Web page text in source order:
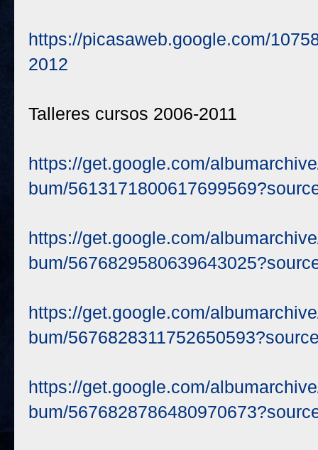
https://picasaweb.google.com/
2012
Talleres cursos 2006-2011
https://get.google.com/
bum/
https://get.google.com/
bum/
https://get.google.com/
bum/
https://get.google.com/
bum/